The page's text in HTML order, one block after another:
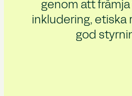
genom att främja
inkludering, etiska
god